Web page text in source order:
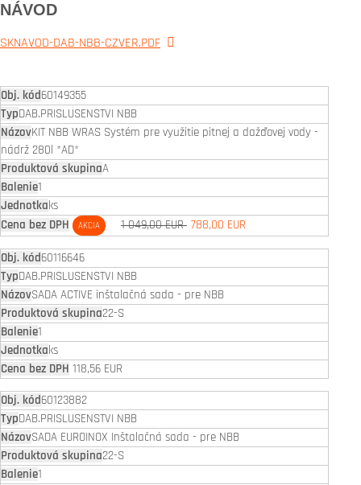
NÁVOD
SKNAVOD-DAB-NBB-CZVER.PDF
60149355
DAB.PRISLUSENSTVI NBB
KIT NBB WRAS Systém pre využitie pitnej a dažďovej vody -
nádrž 280l *AD*
A
1
ks
AKCIA 1 049,00 EUR 788,00 EUR
60116646
DAB.PRISLUSENSTVI NBB
SADA ACTIVE inštalačná sada - pre NBB
22-S
1
ks
118,56 EUR
60123882
DAB.PRISLUSENSTVI NBB
SADA EUROINOX Inštalačná sada - pre NBB
22-S
1